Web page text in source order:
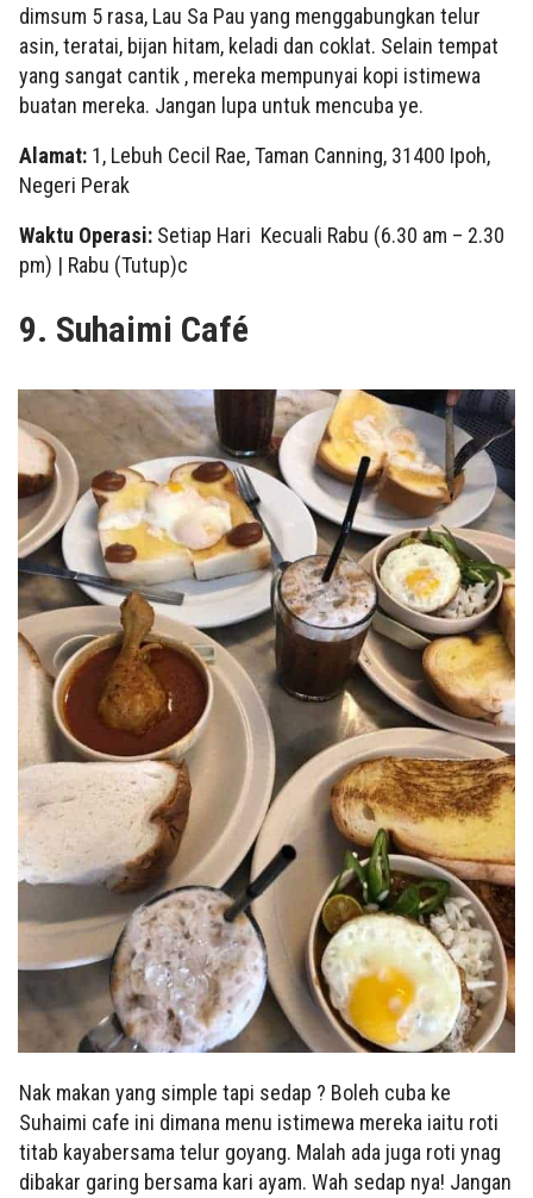
dimsum 5 rasa, Lau Sa Pau yang menggabungkan telur
asin, teratai, bijan hitam, keladi dan coklat. Selain tempat
yang sangat cantik , mereka mempunyai kopi istimewa
buatan mereka. Jangan lupa untuk mencuba ye.
Alamat: 1, Lebuh Cecil Rae, Taman Canning, 31400 Ipoh,
Negeri Perak
Waktu Operasi: Setiap Hari Kecuali Rabu (6.30 am – 2.30
pm) | Rabu (Tutup)c
9. Suhaimi Café
Nak makan yang simple tapi sedap ? Boleh cuba ke
Suhaimi cafe ini dimana menu istimewa mereka iaitu roti
titab kayabersama telur goyang. Malah ada juga roti ynag
dibakar garing bersama kari ayam. Wah sedap nya! Jangan